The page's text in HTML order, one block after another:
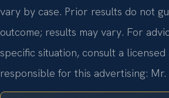
vary by case. Prior results do not
outcome; results may vary. For
specific situation, consult a
responsible for this advertising: Mr.